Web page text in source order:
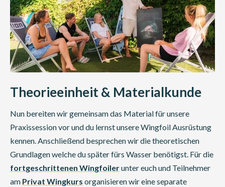
Theorieeinheit & Materialkunde
Nun bereiten wir gemeinsam das Material für unsere
Praxissession vor und du lernst unsere Wingfoil Ausrüstung
kennen. Anschließend besprechen wir die theoretischen
Grundlagen welche du später fürs Wasser benötigst. Für die
fortgeschrittenen Wingfoilerunter euch und Teilnehmer
am Privat Wingkurs organisieren wir eine separate